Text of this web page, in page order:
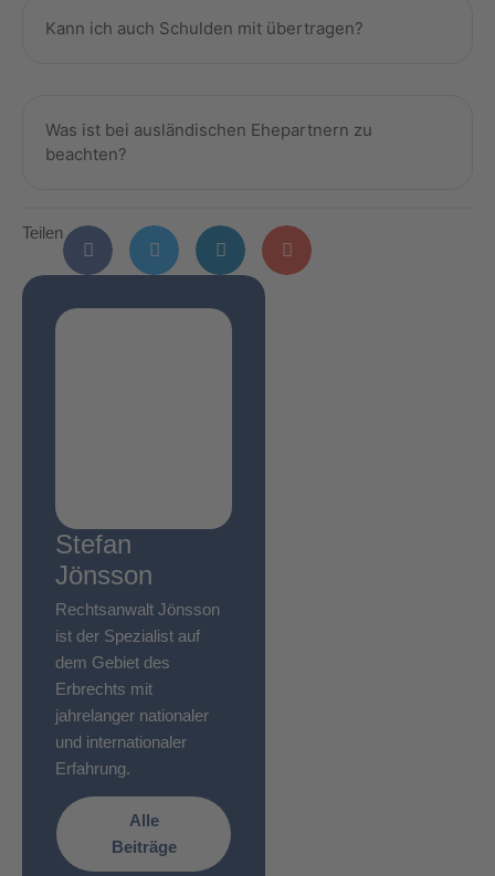
Kann ich auch Schulden mit übertragen?
Was ist bei ausländischen Ehepartnern zu
beachten?
Teilen
Stefan
Jönsson
Rechtsanwalt Jönsson
ist der Spezialist auf
dem Gebiet des
Erbrechts mit
jahrelanger nationaler
und internationaler
Erfahrung.
Alle
Beiträge